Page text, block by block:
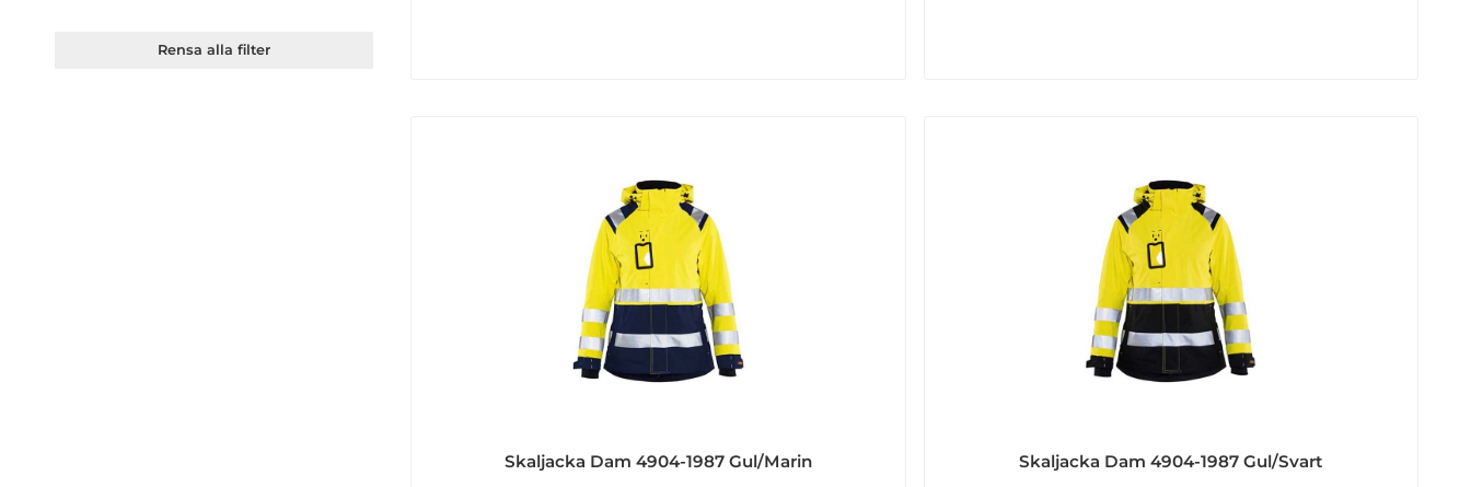
Rensa alla filter
Skaljacka Dam 4904-1987 Gul/Marin Skaljacka Dam 4904-1987 Gul/Svart